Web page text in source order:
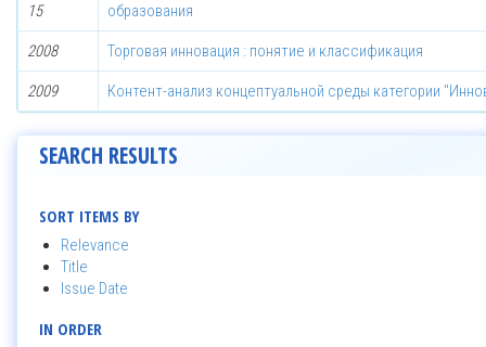
15
образования
2008 Торговая инновация : понятие и классификация
2009 Контент-анализ концептуальной среды категории
SEARCH RESULTS
SORT ITEMS BY
Relevance
Title
Issue Date
IN ORDER